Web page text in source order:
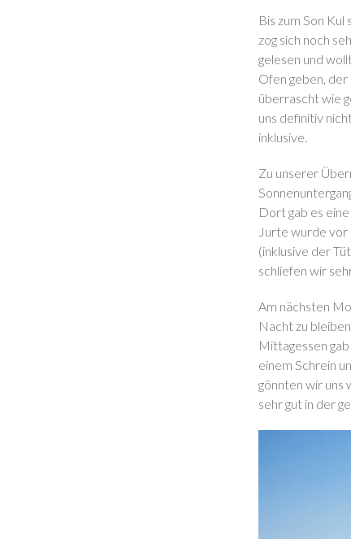
Bis zum Son
zog sich noch
gelesen und
Ofen geben,
überrascht wie
uns definitiv
inklusive.
Zu unserer
Dort gab es
Jurte wurde vor
(inklusive der
schliefen wir
Am nächsten
Nacht zu
Mittagessen
einem Schrein
gönnten wir uns
sehr gut in der